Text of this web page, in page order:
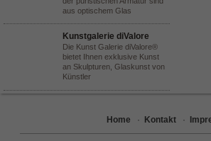
aus optischem Glas
Kunstgalerie diValore
Die Kunst Galerie diValore®
bietet Ihnen exklusive Kunst
an Skulpturen, Glaskunst von
Künstler
Home · Kontakt ·